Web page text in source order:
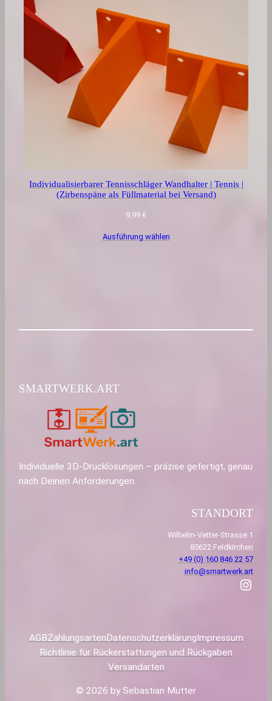
Individualisierbarer Tennisschläger Wandhalter | Tennis |
(Zirbenspäne als Füllmaterial bei Versand)
9,99 €
Ausführung wählen
SMARTWERK.ART
Individuelle 3D-Drucklösungen – präzise gefertigt, genau
nach Deinen Anforderungen.
STANDORT
Wilhelm-Vetter-Strasse 1
85622 Feldkirchen
+49 (0) 160 846 22 57
info@smartwerk.art
Instagram
AGBZahlungsartenDatenschutzerklärungImpressum
Richtlinie für Rückerstattungen und Rückgaben
Versandarten
© 2026 by Sebastian Mutter